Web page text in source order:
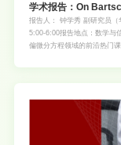
学术报告：On
报告人： 钟学秀 副研究员
5:00-6:00报告地点：数学与
偏微分方程领域的前沿热门
平行的公开问题。报告人将
作者：Thomas Bartsch, 邹
华南师范大学副研究员，华